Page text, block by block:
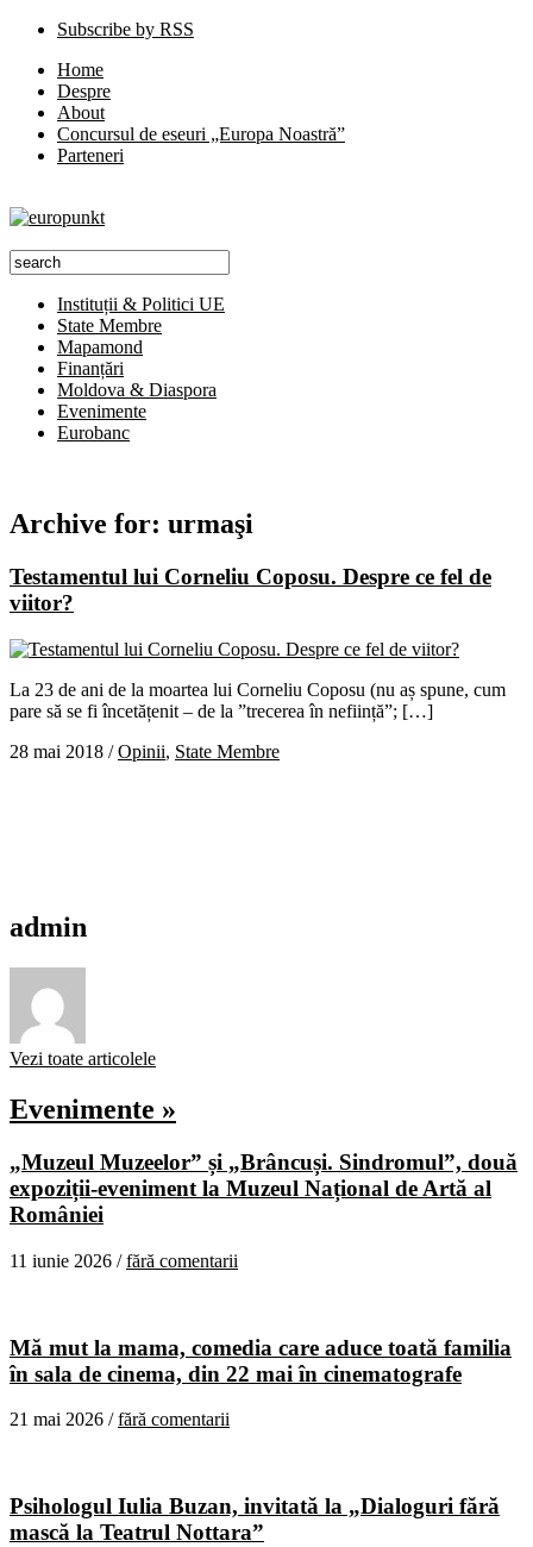
Subscribe by RSS
Home
Despre
About
Concursul de eseuri „Europa Noastră”
Parteneri
Instituții & Politici UE
State Membre
Mapamond
Finanțări
Moldova & Diaspora
Evenimente
Eurobanc
Archive for: urmaşi
Testamentul lui Corneliu Coposu. Despre ce fel de
viitor?
La 23 de ani de la moartea lui Corneliu Coposu (nu aș spune, cum
pare să se fi încetățenit – de la ”trecerea în neființă”; […]
28 mai 2018 /Opinii, State Membre
admin
Vezi toate articolele
Evenimente »
„Muzeul Muzeelor” și „Brâncuși. Sindromul”, două
expoziții-eveniment la Muzeul Național de Artă al
României
11 iunie 2026 /fără comentarii
Mă mut la mama, comedia care aduce toată familia
în sala de cinema, din 22 mai în cinematografe
21 mai 2026 /fără comentarii
Psihologul Iulia Buzan, invitată la „Dialoguri fără
mască la Teatrul Nottara”